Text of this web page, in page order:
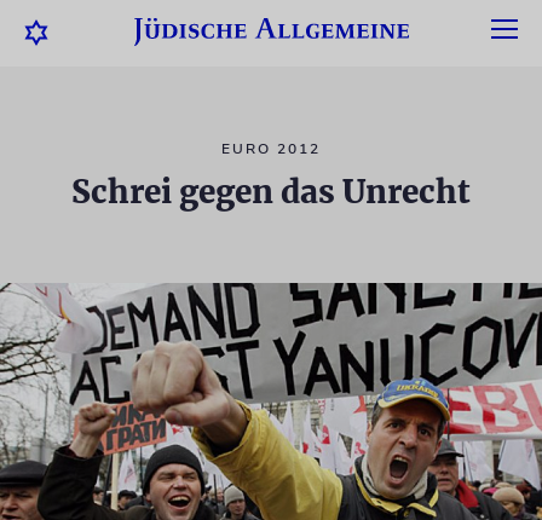
EURO 2012
Schrei gegen das Unrecht